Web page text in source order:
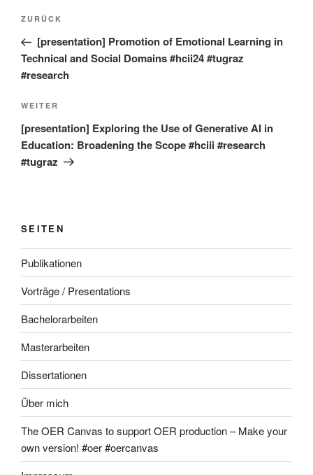
Beitragsnavigation
Vorheriger
Beitrag
ZURÜCK
[presentation] Promotion of Emotional Learning in
Technical and Social Domains #hcii24 #tugraz
#research
Nächster
Beitrag
WEITER
[presentation] Exploring the Use of Generative AI in
Education: Broadening the Scope #hciii #research
#tugraz
SEITEN
Publikationen
Vorträge / Presentations
Bachelorarbeiten
Masterarbeiten
Dissertationen
Über mich
The OER Canvas to support OER production – Make your
own version! #oer #oercanvas